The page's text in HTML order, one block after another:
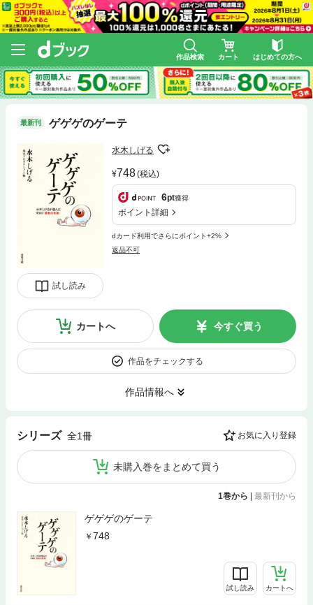
作品検索 カート はじめての方へ
最新刊 ゲゲゲのゲーテ
試し読み
水木しげる
748(税込)
6pt獲得
ポイント詳細
dカード利用でさらにポイント+2%
返品不可
カートへ 今すぐ買う
作品をチェックする
作品情報へ
シリーズ 全1冊 お気に入り登録
未購入巻をまとめて買う
1巻から | 最新刊から
ゲゲゲのゲーテ
748
試し読み カートへ